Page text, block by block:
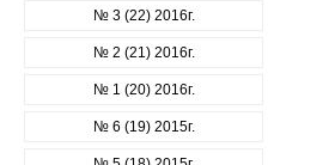
№ 3 (22) 2016г.
№ 2 (21) 2016г.
№ 1 (20) 2016г.
№ 6 (19) 2015г.